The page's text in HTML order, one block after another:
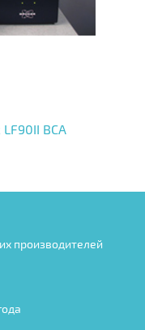
BCA
производителей